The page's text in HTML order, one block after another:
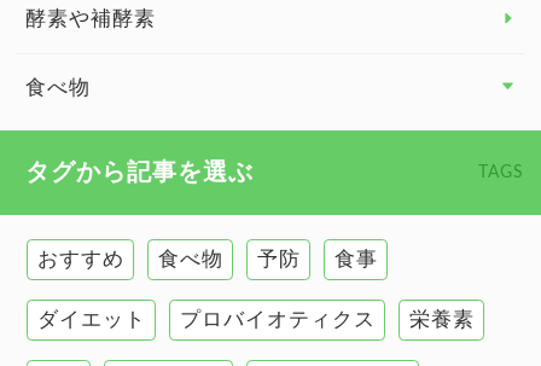
臓器と健康 トップ
慢性疲労
甲状腺
肌
酵素や補酵素
食べ物
タグから記事を選ぶ TAGS
おすすめ 食べ物 予防 食事
ダイエット プロバイオティクス 栄養素